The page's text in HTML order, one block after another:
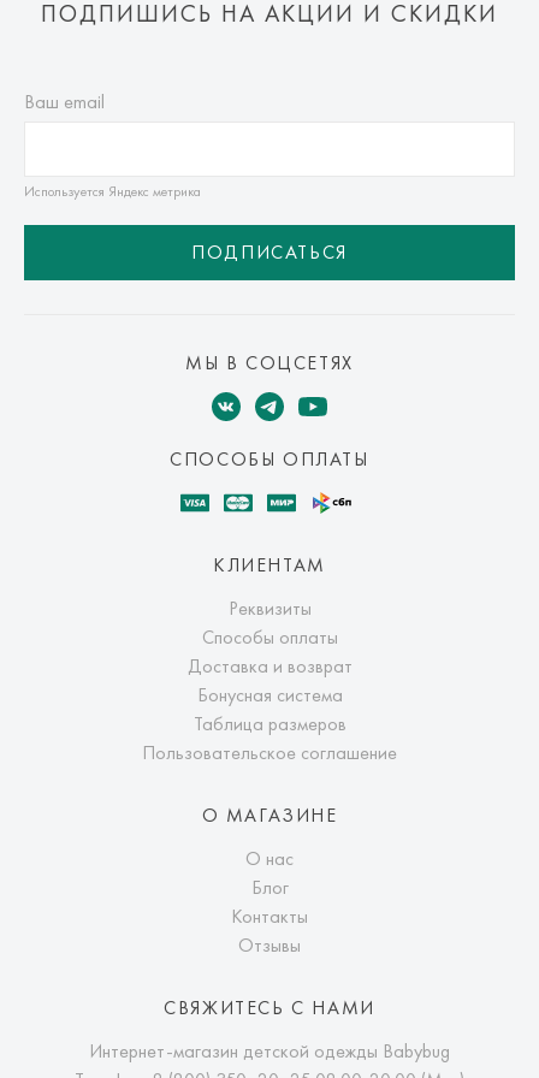
ПОДПИШИСЬ НА АКЦИИ И СКИДКИ
Ваш email
Используется Яндекс метрика
ПОДПИСАТЬСЯ
МЫ В СОЦСЕТЯХ
СПОСОБЫ ОПЛАТЫ
КЛИЕНТАМ
Реквизиты
Способы оплаты
Доставка и возврат
Бонусная система
Таблица размеров
Пользовательское соглашение
О МАГАЗИНЕ
О нас
Блог
Контакты
Отзывы
СВЯЖИТЕСЬ С НАМИ
Интернет-магазин детской одежды Babybug